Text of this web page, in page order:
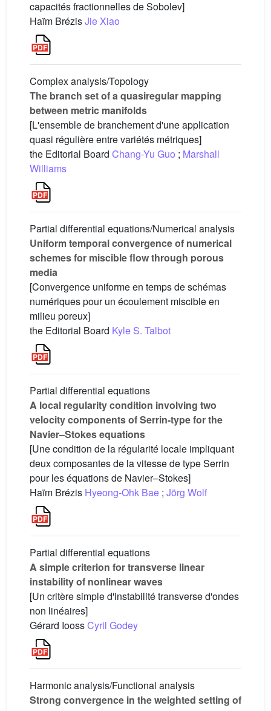
capacités fractionnelles de Sobolev]
Haïm BrézisJie Xiao
Complex analysis/Topology
The branch set of a quasiregular mapping
between metric manifolds
[L'ensemble de branchement d'une application
quasi régulière entre variétés métriques]
the Editorial Board Chang-Yu Guo ; Marshall
Williams
Partial differential equations/Numerical analysis
Uniform temporal convergence of numerical
schemes for miscible flow through porous
media
[Convergence uniforme en temps de schémas
numériques pour un écoulement miscible en
milieu poreux]
the Editorial Board Kyle S. Talbot
Partial differential equations
A local regularity condition involving two
velocity components of Serrin-type for the
Navier–Stokes equations
[Une condition de la régularité locale impliquant
deux composantes de la vitesse de type Serrin
pour les équations de Navier–Stokes]
Haïm Brézis Hyeong-Ohk Bae ; Jörg Wolf
Partial differential equations
A simple criterion for transverse linear
instability of nonlinear waves
[Un critère simple d'instabilité transverse d'ondes
non linéaires]
Gérard IoossCyril Godey
Harmonic analysis/Functional analysis
Strong convergence in the weighted setting of